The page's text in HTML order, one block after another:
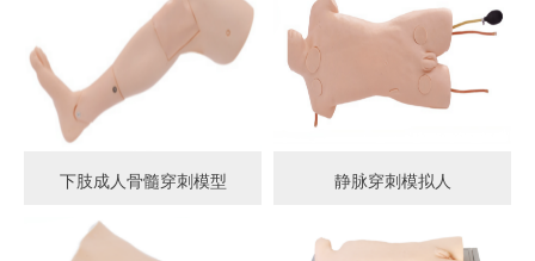
下肢成人骨髓穿刺模型 静脉穿刺模拟人